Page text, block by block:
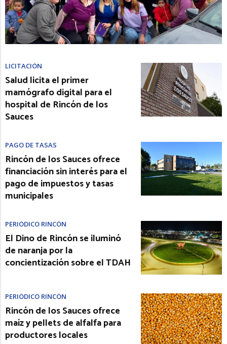
LICITACIÓN
Salud licita el primer
mamógrafo digital para el
hospital de Rincón de los
Sauces
PAGO DE TASAS
Rincón de los Sauces ofrece
financiación sin interés para el
pago de impuestos y tasas
municipales
PERIÓDICO RINCÓN
El Dino de Rincón se iluminó
de naranja por la
concientización sobre el TDAH
PERIÓDICO RINCÓN
Rincón de los Sauces ofrece
maíz y pellets de alfalfa para
productores locales